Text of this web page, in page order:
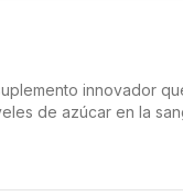
innovador
de azúcar en la
del metabolismo.